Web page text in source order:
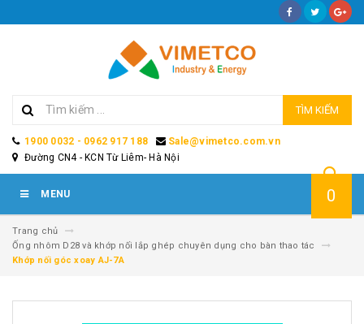
TÌM KIẾM
1900 0032 - 0962 917 188
Sale@vimetco.com.vn
Đường CN4 - KCN Từ Liêm- Hà Nội
MENU 0
Trang chủ
Ống nhôm D28 và khớp nối lắp ghép chuyên dụng cho bàn thao tác
Khớp nối góc xoay AJ-7A